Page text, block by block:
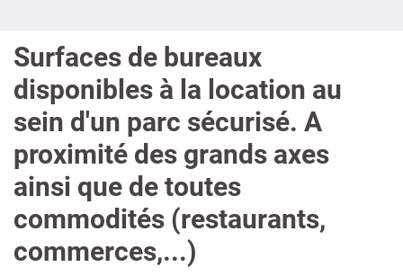
Surfaces de bureaux
disponibles à la location au
sein d'un parc sécurisé. A
proximité des grands axes
ainsi que de toutes
commodités (restaurants,
commerces,...)